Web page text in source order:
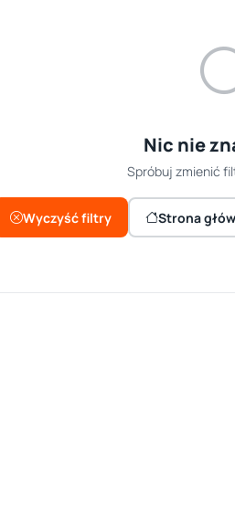
Nic nie
Spróbuj zmienić
Wyczyść filtry Strona